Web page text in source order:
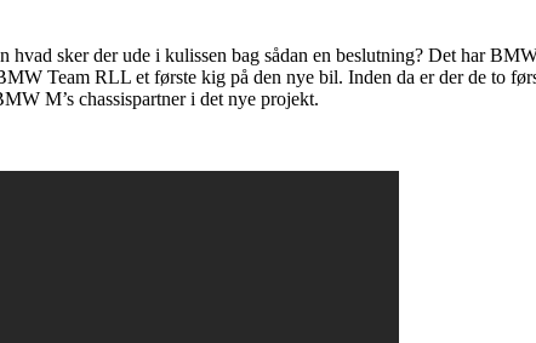
sker der ude i kulissen bag sådan en beslutning? Det har
Team RLL et første kig på den nye bil. Inden da er der de to
M’s chassispartner i det nye projekt.